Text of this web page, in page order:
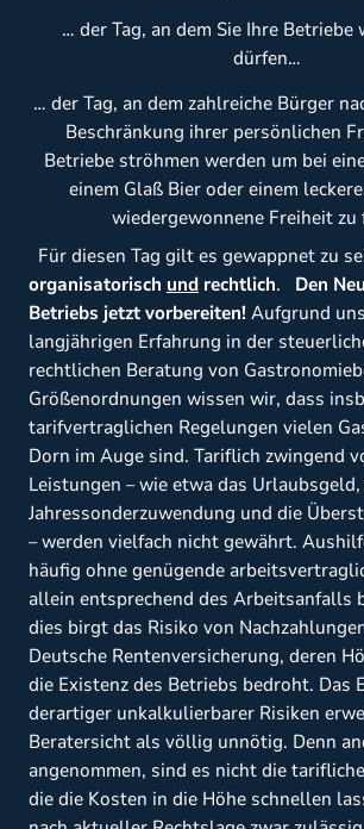
… der Tag, an dem Sie Ihre Betriebe
dürfen…
… der Tag, an dem zahlreiche Bürger
Beschränkung ihrer persönlichen
Betriebe ströhmen werden um bei
einem Glaß Bier oder einem
wiedergewonnene Freiheit zu
Für diesen Tag gilt es gewappnet zu
organisatorisch und rechtlich. Den
Betriebs jetzt vorbereiten! Aufgrund
langjährigen Erfahrung in der
rechtlichen Beratung von
Größenordnungen wissen wir, dass
tarifvertraglichen Regelungen vielen
Dorn im Auge sind. Tariflich zwingend
Leistungen – wie etwa das
Jahressonderzuwendung und die
– werden vielfach nicht gewährt.
häufig ohne genügende
allein entsprechend des Arbeitsanfalls
dies birgt das Risiko von
Deutsche Rentenversicherung, deren
die Existenz des Betriebs bedroht. Das
derartiger unkalkulierbarer Risiken
Beratersicht als völlig unnötig. Denn
angenommen, sind es nicht die
die die Kosten in die Höhe schnellen